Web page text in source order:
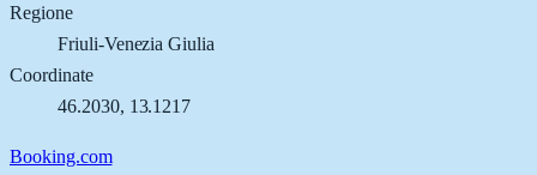
Regione
Friuli-Venezia Giulia
Coordinate
46.2030, 13.1217
Booking.com